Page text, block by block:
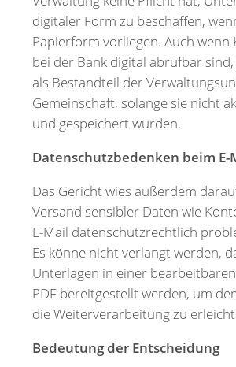
digitaler Form zu beschaffen,
Papierform vorliegen. Auch wenn
bei der Bank digital abrufbar
als Bestandteil der
Gemeinschaft, solange sie nicht
und gespeichert wurden.
Datenschutzbedenken beim E-
Das Gericht wies außerdem
Versand sensibler Daten wie
E-Mail datenschutzrechtlich
Es könne nicht verlangt werden,
Unterlagen in einer
PDF bereitgestellt werden, um
die Weiterverarbeitung zu
Bedeutung der Entscheidung